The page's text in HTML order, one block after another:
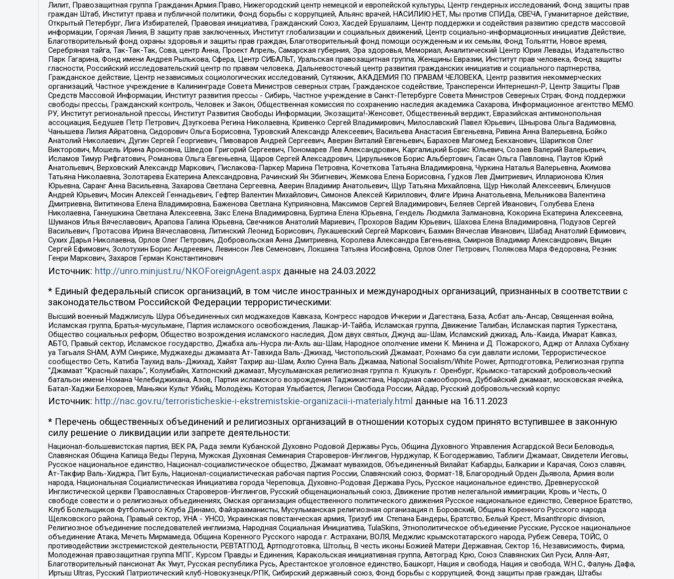
Лилит, Правозащитная группа Гражданин.Армия.Право, Нижегородский центр немецкой и европейской культуры, Центр гендерных исследований, Фонд защиты прав
граждан Штаб, Институт права и публичной политики, Фонд борьбы с коррупцией, Альянс врачей, НАСИЛИЮ.НЕТ, Мы против СПИДа, СВЕЧА, Гуманитарное действие,
Открытый Петербург, Лига Избирателей, Правовая инициатива, Гражданский Союз, Хасдей Ерушалаим, Центр поддержки и содействия развитию средств массовой
информации, Горячая Линия, В защиту прав заключенных, Институт глобализации и социальных движений, Центр социально-информационных инициатив Действие,
Благотворительный фонд охраны здоровья и защиты прав граждан, Благотворительный фонд помощи осужденным и их семьям, Фонд Тольятти, Новое время,
Серебряная тайга, Так-Так-Так, Сова, центр Анна, Проект Апрель, Самарская губерния, Эра здоровья, Мемориал, Аналитический Центр Юрия Левады, Издательство
Парк Гагарина, Фонд имени Андрея Рылькова, Сфера, Центр СИБАЛЬТ, Уральская правозащитная группа, Женщины Евразии, Институт прав человека, Фонд защиты
гласности, Российский исследовательский центр по правам человека, Дальневосточный центр развития гражданских инициатив и социального партнерства,
Гражданское действие, Центр независимых социологических исследований, Сутяжник, АКАДЕМИЯ ПО ПРАВАМ ЧЕЛОВЕКА, Центр развития некоммерческих
организаций, Частное учреждение в Калининграде Совета Министров северных стран, Гражданское содействие, Трансперенси Интернешнл-Р, Центр Защиты Прав
Средств Массовой Информации, Институт развития прессы - Сибирь, Частное учреждение в Санкт-Петербурге Совета Министров Северных Стран, Фонд поддержки
свободы прессы, Гражданский контроль, Человек и Закон, Общественная комиссия по сохранению наследия академика Сахарова, Информационное агентство МЕМО.
РУ, Институт региональной прессы, Институт Развития Свободы Информации, Экозащита!-Женсовет, Общественный вердикт, Евразийская антимонопольная
ассоциация, Бедушев Петр Петрович, Дзугкоева Регина Николаевна, Кривенко Сергей Владимирович, Милославский Павел Юрьевич, Шнырова Ольга Вадимовна,
Чанышева Лилия Айратовна, Сидорович Ольга Борисовна, Туровский Александр Алексеевич, Васильева Анастасия Евгеньевна, Ривина Анна Валерьевна, Бойко
Анатолий Николаевич, Дугин Сергей Георгиевич, Пивоваров Андрей Сергеевич, Аверин Виталий Евгеньевич, Барахоев Магомед Бекханович, Шарипков Олег
Викторович, Мошель Ирина Ароновна, Шведов Григорий Сергеевич, Пономарев Лев Александрович, Каргалицкий Борис Юльевич, Созаев Валерий Валерьевич,
Исламов Тимур Рифгатович, Романова Ольга Евгеньевна, Щаров Сергей Алексадрович, Цирульников Борис Альбертович, Гасан Ольга Павловна, Паутов Юрий
Анатольевич, Верховский Александр Маркович, Пислакова-Паркер Марина Петровна, Кочеткова Татьяна Владимировна, Чуркина Наталья Валерьевна, Акимова
Татьяна Николаевна, Золотарева Екатерина Александровна, Рачинский Ян Збигневич, Жемкова Елена Борисовна, Гудков Лев Дмитриевич, Илларионова Юлия
Юрьевна, Саранг Анна Васильевна, Захарова Светлана Сергеевна, Аверин Владимир Анатольевич, Щур Татьяна Михайловна, Щур Николай Алексеевич, Блинушов
Андрей Юрьевич, Мосин Алексей Геннадьевич, Гефтер Валентин Михайлович, Симонов Алексей Кириллович, Флиге Ирина Анатольевна, Мельникова Валентина
Дмитриевна, Вититинова Елена Владимировна, Баженова Светлана Куприяновна, Максимов Сергей Владимирович, Беляев Сергей Иванович, Голубева Елена
Николаевна, Ганнушкина Светлана Алексеевна, Закс Елена Владимировна, Буртина Елена Юрьевна, Гендель Людмила Залмановна, Кокорина Екатерина Алексеевна,
Шуманов Илья Вячеславович, Арапова Галина Юрьевна, Свечников Анатолий Мариевич, Прохоров Вадим Юрьевич, Шахова Елена Владимировна, Подузов Сергей
Васильевич, Протасова Ирина Вячеславовна, Литинский Леонид Борисович, Лукашевский Сергей Маркович, Бахмин Вячеслав Иванович, Шабад Анатолий Ефимович,
Сухих Дарья Николаевна, Орлов Олег Петрович, Добровольская Анна Дмитриевна, Королева Александра Евгеньевна, Смирнов Владимир Александрович, Вицин
Сергей Ефимович, Золотухин Борис Андреевич, Левинсон Лев Семенович, Локшина Татьяна Иосифовна, Орлов Олег Петрович, Полякова Мара Федоровна, Резник
Генри Маркович, Захаров Герман Константинович
Источник: http://unro.minjust.ru/NKOForeignAgent.aspxданные на 24.03.2022
* Единый федеральный список организаций, в том числе иностранных и международных организаций, признанных в соответствии с
законодательством Российской Федерации террористическими:
Высший военный Маджлисуль Шура Объединенных сил моджахедов Кавказа, Конгресс народов Ичкерии и Дагестана, База, Асбат аль-Ансар, Священная война,
Исламская группа, Братья-мусульмане, Партия исламского освобождения, Лашкар-И-Тайба, Исламская группа, Движение Талибан, Исламская партия Туркестана,
Общество социальных реформ, Общество возрождения исламского наследия, Дом двух святых, Джунд аш-Шам, Исламский джихад, Аль-Каида, Имарат Кавказ,
АБТО, Правый сектор, Исламское государство, Джабха аль-Нусра ли-Ахль аш-Шам, Народное ополчение имени К. Минина и Д. Пожарского, Аджр от Аллаха Субхану
уа Тагьаля SHAM, АУМ Синрике, Муджахеды джамаата Ат-Тавхида Валь-Джихад, Чистопольский Джамаат, Рохнамо ба суи давлати исломи, Террористическое
сообщество Сеть, Катиба Таухид валь-Джихад, Хайят Тахрир аш-Шам, Ахлю Сунна Валь Джамаа, National Socialism/White Power, Артподготовка, Религиозная группа
“Джамаат “Красный пахарь”, Колумбайн, Хатлонский джамаат, Мусульманская религиозная группа п. Кушкуль г. Оренбург, Крымско-татарский добровольческий
батальон имени Номана Челебиджихана, Азов, Партия исламского возрождения Таджикистана, Народная самооборона, Дуббайский джамаат, московская ячейка,
Батал-Хаджи Белхороев, Маньяки Культ Убийц, Молодёжь Которая Улыбается, Легион Свобода России, Айдар, Русский добровольческий корпус
Источник: http://nac.gov.ru/terroristicheskie-i-ekstremistskie-organizacii-i-materialy.html данные на 16.11.2023
* Перечень общественных объединений и религиозных организаций в отношении которых судом принято вступившее в законную
силу решение о ликвидации или запрете деятельности:
Национал-большевистская партия, ВЕК РА, Рада земли Кубанской Духовно Родовой Державы Русь, Община Духовного Управления Асгардской Веси Беловодья,
Славянская Община Капища Веды Перуна, Мужская Духовная Семинария Староверов-Инглингов, Нурджулар, К Богодержавию, Таблиги Джамаат, Свидетели Иеговы,
Русское национальное единство, Национал-социалистическое общество, Джамаат мувахидов, Объединенный Вилайат Кабарды, Балкарии и Карачая, Союз славян,
Ат-Такфир Валь-Хиджра, Пит Буль, Национал-социалистическая рабочая партия России, Славянский союз, Формат-18, Благородный Орден Дьявола, Армия воли
народа, Национальная Социалистическая Инициатива города Череповца, Духовно-Родовая Держава Русь, Русское национальное единство, Древнерусской
Инглистической церкви Православных Староверов-Инглингов, Русский общенациональный союз, Движение против нелегальной иммиграции, Кровь и Честь, О
свободе совести и о религиозных объединениях, Омская организация общественного политического движения Русское национальное единство, Северное Братство,
Клуб Болельщиков Футбольного Клуба Динамо, Файзрахманисты, Мусульманская религиозная организация п. Боровский, Община Коренного Русского народа
Щелковского района, Правый сектор, УНА - УНСО, Украинская повстанческая армия, Тризуб им. Степана Бандеры, Братство, Белый Крест, Misanthropic division,
Религиозное объединение последователей инглиизма, Народная Социальная Инициатива, TulaSkins, Этнополитическое объединение Русские, Русское национальное
объединение Атака, Мечеть Мирмамеда, Община Коренного Русского народа г. Астрахани, ВОЛЯ, Меджлис крымскотатарского народа, Рубеж Севера, ТОЙС, О
противодействии экстремистской деятельности, РЕВТАТПОД, Артподготовка, Штольц, В честь иконы Божией Матери Державная, Сектор 16, Независимость, Фирма,
Молодежная правозащитная группа МПГ, Курсом Правды и Единения, Каракольская инициативная группа, Автоград Крю, Союз Славянских Сил Руси, Алля-Аят,
Благотворительный пансионат Ак Умут, Русская республика Русь, Арестантское уголовное единство, Башкорт, Нация и свобода, Нация и свобода, W.H.С., Фалунь Дафа,
Иртыш Ultras, Русский Патриотический клуб-Новокузнецк/РПК, Сибирский державный союз, Фонд борьбы с коррупцией, Фонд защиты прав граждан, Штабы